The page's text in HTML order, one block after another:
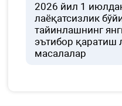
2026 йил 1
лаёқатсизлик
тайинлашнинг
эътибор қаратиш
масалалар